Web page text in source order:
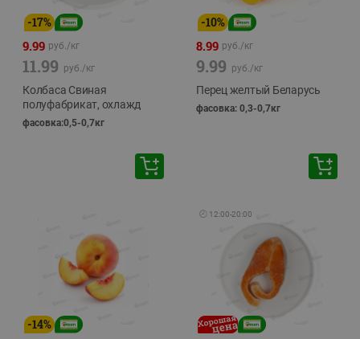
-17%
9.99 руб./кг
11.99 руб./кг
Колбаса Свиная
полуфабрикат, охлажд
фасовка:0,5-0,7кг
-10%
8.99 руб./кг
9.99 руб./кг
Перец желтый Беларусь
фасовка: 0,3-0,7кг
-14%
🕘 12:00-20:00